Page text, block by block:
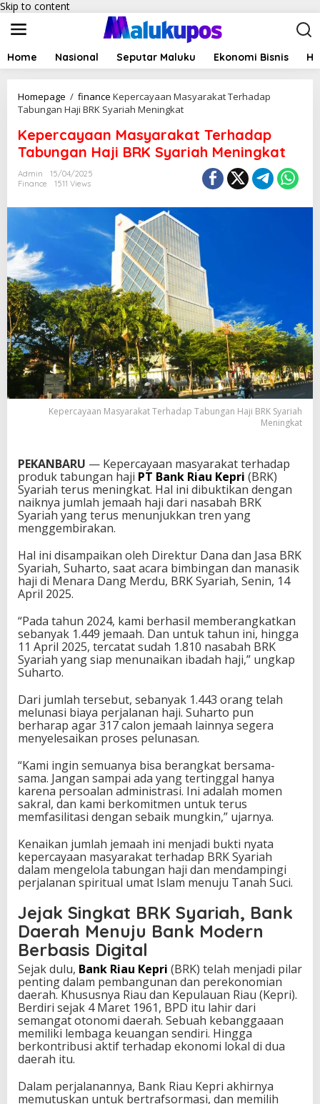
Skip to content
Home Nasional Seputar Maluku Ekonomi Bisnis
Homepage / finance Kepercayaan Masyarakat Terhadap
Tabungan Haji BRK Syariah Meningkat
Kepercayaan Masyarakat Terhadap
Tabungan Haji BRK Syariah Meningkat
Admin
15/04/2025
Finance
1511 Views
Kepercayaan Masyarakat Terhadap Tabungan Haji BRK Syariah
Meningkat
PEKANBARU — Kepercayaan masyarakat terhadap
produk tabungan haji PT Bank Riau Kepri (BRK)
Syariah terus meningkat. Hal ini dibuktikan dengan
naiknya jumlah jemaah haji dari nasabah BRK
Syariah yang terus menunjukkan tren yang
menggembirakan.
Hal ini disampaikan oleh Direktur Dana dan Jasa BRK
Syariah, Suharto, saat acara bimbingan dan manasik
haji di Menara Dang Merdu, BRK Syariah, Senin, 14
April 2025.
“Pada tahun 2024, kami berhasil memberangkatkan
sebanyak 1.449 jemaah. Dan untuk tahun ini, hingga
11 April 2025, tercatat sudah 1.810 nasabah BRK
Syariah yang siap menunaikan ibadah haji,” ungkap
Suharto.
Dari jumlah tersebut, sebanyak 1.443 orang telah
melunasi biaya perjalanan haji. Suharto pun
berharap agar 317 calon jemaah lainnya segera
menyelesaikan proses pelunasan.
“Kami ingin semuanya bisa berangkat bersama-
sama. Jangan sampai ada yang tertinggal hanya
karena persoalan administrasi. Ini adalah momen
sakral, dan kami berkomitmen untuk terus
memfasilitasi dengan sebaik mungkin,” ujarnya.
Kenaikan jumlah jemaah ini menjadi bukti nyata
kepercayaan masyarakat terhadap BRK Syariah
dalam mengelola tabungan haji dan mendampingi
perjalanan spiritual umat Islam menuju Tanah Suci.
Jejak Singkat BRK Syariah, Bank
Daerah Menuju Bank Modern
Berbasis Digital
Sejak dulu, Bank Riau Kepri (BRK) telah menjadi pilar
penting dalam pembangunan dan perekonomian
daerah. Khususnya Riau dan Kepulauan Riau (Kepri).
Berdiri sejak 4 Maret 1961, BPD itu lahir dari
semangat otonomi daerah. Sebuah kebanggaaan
memiliki lembaga keuangan sendiri. Hingga
berkontribusi aktif terhadap ekonomi lokal di dua
daerah itu.
Dalam perjalanannya, Bank Riau Kepri akhirnya
memutuskan untuk bertrafsormasi, dan memilih